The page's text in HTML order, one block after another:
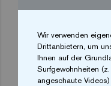
Wir verwenden
Drittanbietern, um
Ihnen auf der
Surfgewohnheiten
angeschaute